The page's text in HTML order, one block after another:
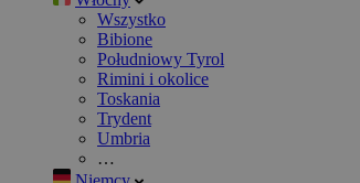
Wszystko
Bibione
Południowy Tyrol
Rimini i okolice
Toskania
Trydent
Umbria
…